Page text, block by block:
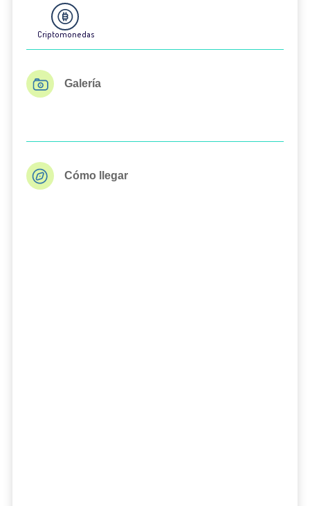
Criptomonedas
Galería
Cómo llegar